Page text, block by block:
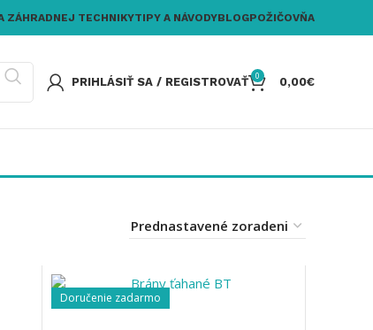
ZÁHRADNEJ TECHNIKYTIPY A NÁVODYBLOGPOŽIČOVŇA
PRIHLÁSIŤ SA / REGISTROVAŤ 0 0,00€
Doručenie zadarmo